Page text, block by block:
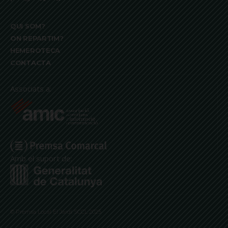
QUI SOM?
ON REPARTIM?
HEMEROTECA
CONTACTA
Associats a:
Amb el suport de:
© Premsa Local El Jardí SCCL 2025